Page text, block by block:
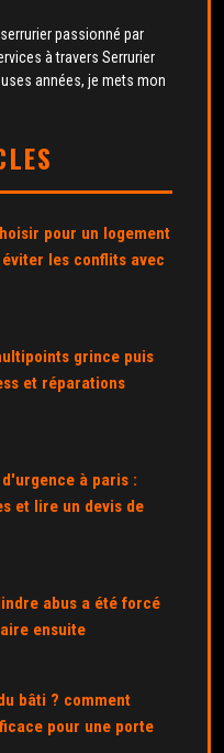
passionné par
à travers Serrurier
années, je mets mon
pour un logement
les conflits avec
grince puis
et réparations
à paris :
et lire un devis de
abus a été forcé
ensuite
bâti ? comment
pour une porte